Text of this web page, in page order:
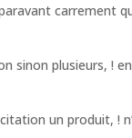
carrement
sinon plusieurs, !
un produit, !